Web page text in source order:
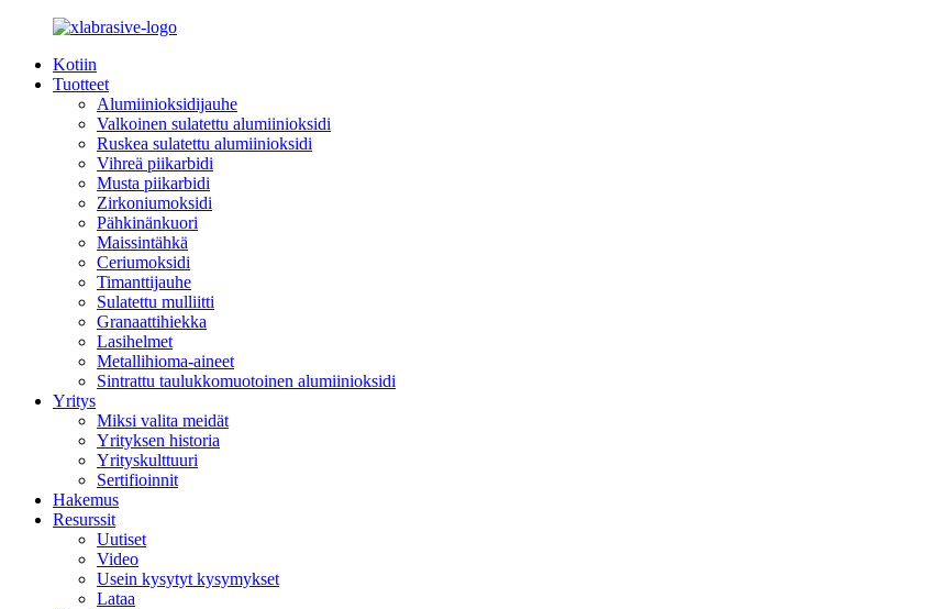
Kotiin
Tuotteet
Alumiinioksidijauhe
Valkoinen sulatettu alumiinioksidi
Ruskea sulatettu alumiinioksidi
Vihreä piikarbidi
Musta piikarbidi
Zirkoniumoksidi
Pähkinänkuori
Maissintähkä
Ceriumoksidi
Timanttijauhe
Sulatettu mulliitti
Granaattihiekka
Lasihelmet
Metallihioma-aineet
Sintrattu taulukkomuotoinen alumiinioksidi
Yritys
Miksi valita meidät
Yrityksen historia
Yrityskulttuuri
Sertifioinnit
Hakemus
Resurssit
Uutiset
Video
Usein kysytyt kysymykset
Lataa